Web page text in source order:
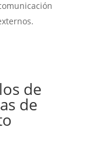
de
de